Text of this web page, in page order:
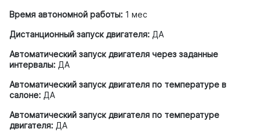
Время автономной работы: 1 мес
Дистанционный запуск двигателя: ДА
Автоматический запуск двигателя через заданные
интервалы: ДА
Автоматический запуск двигателя по температуре в
салоне: ДА
Автоматический запуск двигателя по температуре
двигателя: ДА